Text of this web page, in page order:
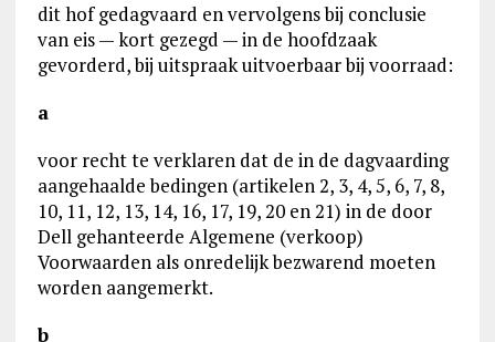
dit hof gedagvaard en vervolgens bij conclusie
van eis — kort gezegd — in de hoofdzaak
gevorderd, bij uitspraak uitvoerbaar bij voorraad:
a
voor recht te verklaren dat de in de dagvaarding
aangehaalde bedingen (artikelen 2, 3, 4, 5, 6, 7, 8,
10, 11, 12, 13, 14, 16, 17, 19, 20 en 21) in de door
Dell gehanteerde Algemene (verkoop)
Voorwaarden als onredelijk bezwarend moeten
worden aangemerkt.
b